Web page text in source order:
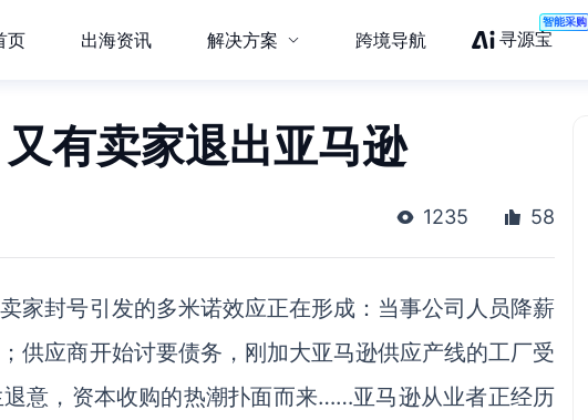
页 出海资讯 解决方案 跨境导航 寻源宝
智能采购
有卖家退出亚马逊
1235 58
家封号引发的多米诺效应正在形成：当事公司人员降薪
供应商开始讨要债务，刚加大亚马逊供应产线的工厂受
意，资本收购的热潮扑面而来……亚马逊从业者正经历